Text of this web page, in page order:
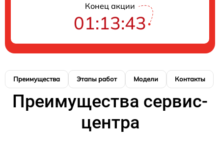
Конец акции
01:13:42
Преимущества Этапы работ Модели Контакты
Преимущества сервис-
центра